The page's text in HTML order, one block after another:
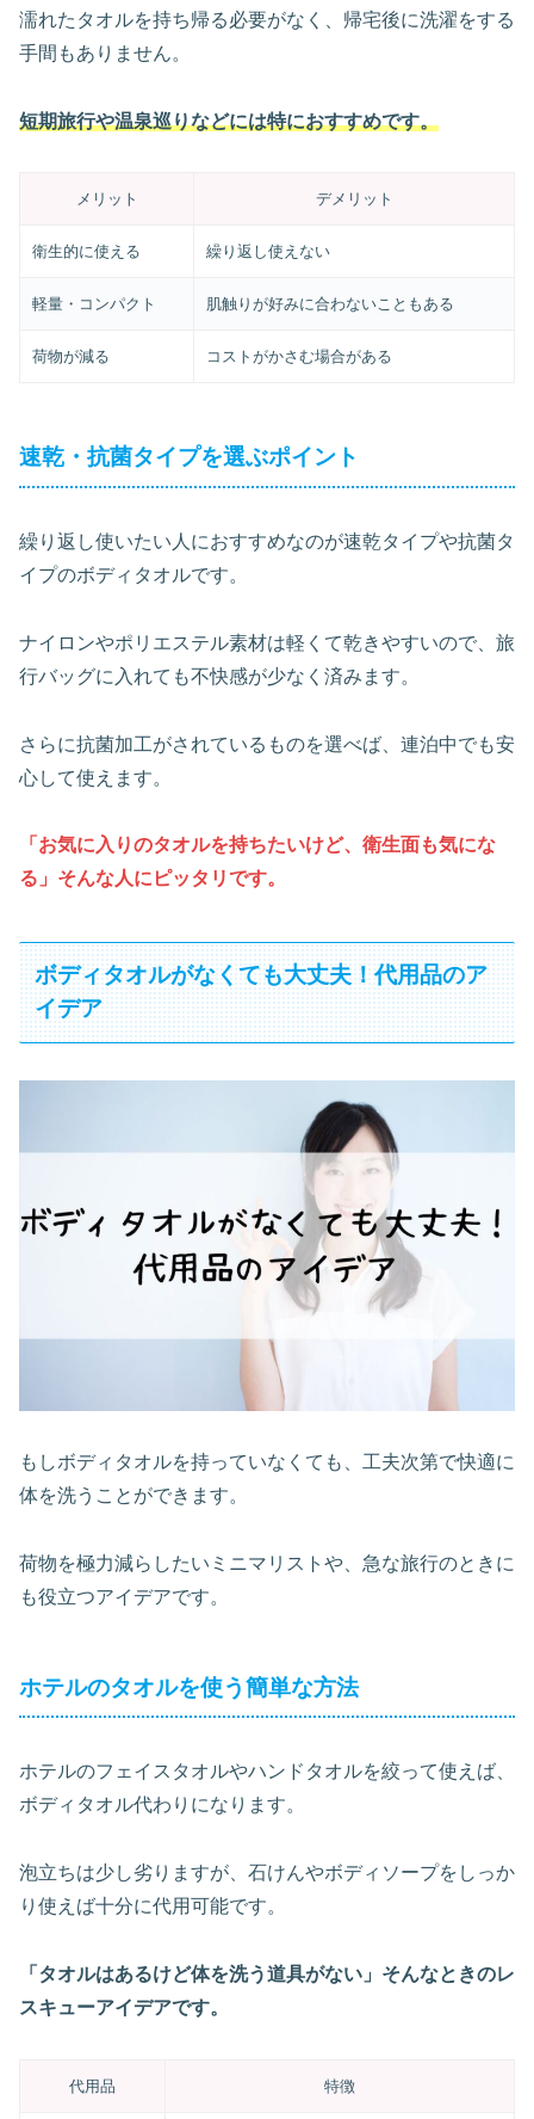
濡れたタオルを持ち帰る必要がなく、帰宅後に洗濯をする
手間もありません。
短期旅行や温泉巡りなどには特におすすめです。
メリット デメリット
衛生的に使える 繰り返し使えない
軽量・コンパクト 肌触りが好みに合わないこともある
荷物が減る コストがかさむ場合がある
速乾・抗菌タイプを選ぶポイント
繰り返し使いたい人におすすめなのが速乾タイプや抗菌タ
イプのボディタオルです。
ナイロンやポリエステル素材は軽くて乾きやすいので、旅
行バッグに入れても不快感が少なく済みます。
さらに抗菌加工がされているものを選べば、連泊中でも安
心して使えます。
「お気に入りのタオルを持ちたいけど、衛生面も気にな
る」そんな人にピッタリです。
ボディタオルがなくても大丈夫！代用品のア
イデア
もしボディタオルを持っていなくても、工夫次第で快適に
体を洗うことができます。
荷物を極力減らしたいミニマリストや、急な旅行のときに
も役立つアイデアです。
ホテルのタオルを使う簡単な方法
ホテルのフェイスタオルやハンドタオルを絞って使えば、
ボディタオル代わりになります。
泡立ちは少し劣りますが、石けんやボディソープをしっか
り使えば十分に代用可能です。
「タオルはあるけど体を洗う道具がない」そんなときのレ
スキューアイデアです。
代用品 特徴